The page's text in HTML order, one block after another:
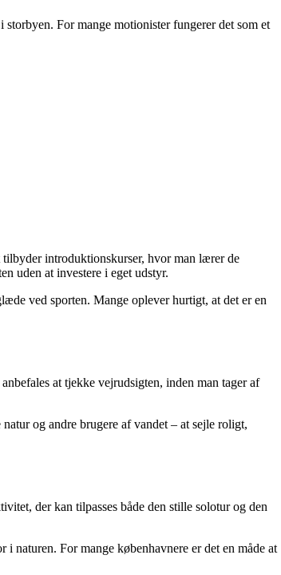
For mange motionister fungerer det som et
tilbyder introduktionskurser, hvor man lærer de
uden at investere i eget udstyr.
ved sporten. Mange oplever hurtigt, at det er en
at tjekke vejrudsigten, inden man tager af
og andre brugere af vandet – at sejle roligt,
der kan tilpasses både den stille solotur og den
naturen. For mange københavnere er det en måde at